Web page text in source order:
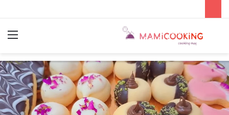
جستجو